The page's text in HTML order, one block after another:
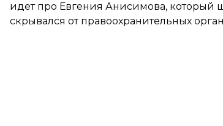
идет про Евгения Анисимова, который
скрывался от правоохранительных